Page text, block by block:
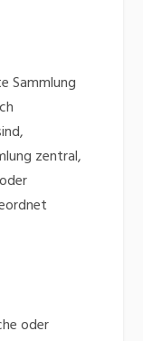
Sammlung
zentral,
oder